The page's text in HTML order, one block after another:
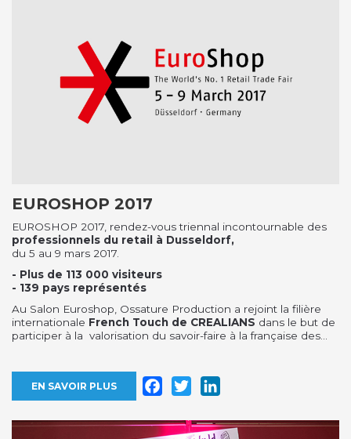
EUROSHOP 2017
EUROSHOP 2017, rendez-vous triennal incontournable des
professionnels du retail à Dusseldorf,
du 5 au 9 mars 2017.
- Plus de 113 000 visiteurs
- 139 pays représentés
Au Salon Euroshop, Ossature Production a rejoint la filière
internationale French Touch de CREALIANS dans le but de
participer à la valorisation du savoir-faire à la française des...
EN SAVOIR PLUS Facebook
Twitter